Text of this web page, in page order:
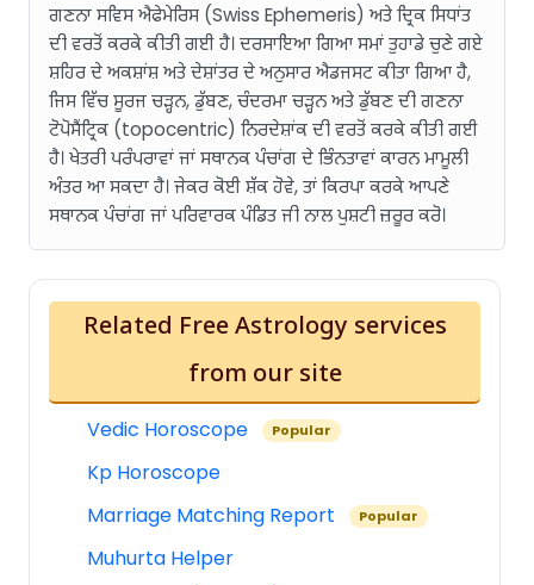
ਗਣਨਾ ਸਵਿਸ ਐਫੇਮੇਰਿਸ (Swiss Ephemeris) ਅਤੇ ਦ੍ਰਿਕ ਸਿਧਾਂਤ
ਦੀ ਵਰਤੋਂ ਕਰਕੇ ਕੀਤੀ ਗਈ ਹੈ। ਦਰਸਾਇਆ ਗਿਆ ਸਮਾਂ ਤੁਹਾਡੇ ਚੁਣੇ ਗਏ
ਸ਼ਹਿਰ ਦੇ ਅਕਸ਼ਾਂਸ਼ ਅਤੇ ਦੇਸ਼ਾਂਤਰ ਦੇ ਅਨੁਸਾਰ ਐਡਜਸਟ ਕੀਤਾ ਗਿਆ ਹੈ,
ਜਿਸ ਵਿੱਚ ਸੂਰਜ ਚੜ੍ਹਨ, ਡੁੱਬਣ, ਚੰਦਰਮਾ ਚੜ੍ਹਨ ਅਤੇ ਡੁੱਬਣ ਦੀ ਗਣਨਾ
ਟੋਪੋਸੈਂਟ੍ਰਿਕ (topocentric) ਨਿਰਦੇਸ਼ਾਂਕ ਦੀ ਵਰਤੋਂ ਕਰਕੇ ਕੀਤੀ ਗਈ
ਹੈ। ਖੇਤਰੀ ਪਰੰਪਰਾਵਾਂ ਜਾਂ ਸਥਾਨਕ ਪੰਚਾਂਗ ਦੇ ਭਿੰਨਤਾਵਾਂ ਕਾਰਨ ਮਾਮੂਲੀ
ਅੰਤਰ ਆ ਸਕਦਾ ਹੈ। ਜੇਕਰ ਕੋਈ ਸ਼ੱਕ ਹੋਵੇ, ਤਾਂ ਕਿਰਪਾ ਕਰਕੇ ਆਪਣੇ
ਸਥਾਨਕ ਪੰਚਾਂਗ ਜਾਂ ਪਰਿਵਾਰਕ ਪੰਡਿਤ ਜੀ ਨਾਲ ਪੁਸ਼ਟੀ ਜ਼ਰੂਰ ਕਰੋ।
Related Free Astrology services
from our site
Vedic Horoscope Popular
Kp Horoscope
Marriage Matching Report
Popular
Muhurta Helper